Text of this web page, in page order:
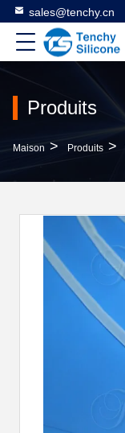
sales@tenchy.cn
Produits
Maison > Produits >